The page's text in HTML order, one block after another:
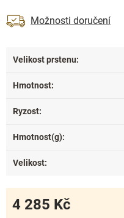
Možnosti doručení
4 285 Kč
Velikost prstenu:
Hmotnost:
Ryzost:
Hmotnost(g):
Velikost: